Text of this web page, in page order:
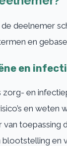
deelnemer
en
en
zorg- en
en
van
en